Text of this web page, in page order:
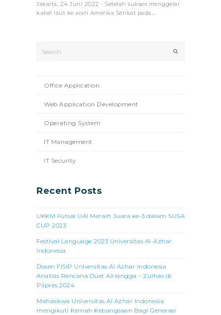
Jakarta, 24 Juni 2022 - Setelah sukses menggelar
kabel laut ke arah Amerika Serikat pada…
Office Application
Web Application Development
Operating System
IT Management
IT Security
Recent Posts
UKKM Futsal UAI Meraih Juara ke-3 dalam SUSA
CUP 2023
Festival Language 2023 Universitas Al-Azhar
Indonesia
Dosen FISIP Universitas Al Azhar Indonesia
Analisis Rencana Duet Airlangga – Zulhas di
Pilpres 2024
Mahasiswa Universitas Al Azhar Indonesia
mengikuti Kemah Kebangsaan Bagi Generasi